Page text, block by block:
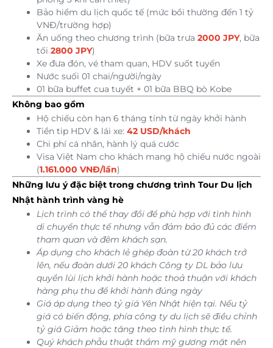
Bảo hiểm du lịch quốc tế (mức bồi thường đến 1 tỷ
VNĐ/trường hợp)
Ăn uống theo chương trình (bữa trưa 2000 JPY, bữa
tối 2800 JPY)
Xe đưa đón, vé tham quan, HDV suốt tuyến
Nước suối 01 chai/người/ngày
01 bữa buffet cua tuyết + 01 bữa BBQ bò Kobe
Không bao gồm
Hộ chiếu còn hạn 6 tháng tính từ ngày khởi hành
Tiền tip HDV & lái xe: 42 USD/khách
Chi phí cá nhân, hành lý quá cước
Visa Việt Nam cho khách mang hộ chiếu nước ngoài
(1.161.000 VNĐ/lần)
Những lưu ý đặc biệt trong chương trình Tour Du lịch
Nhật hành trình vàng hè
Lịch trình có thể thay đổi để phù hợp với tình hình
di chuyển thực tế nhưng vẫn đảm bảo đủ các điểm
tham quan và đêm khách sạn.
Áp dụng cho khách lẻ ghép đoàn từ 20 khách trở
lên, nếu đoàn dưới 20 khách Công ty DL bảo lưu
quyền lùi lịch khởi hành hoặc thoả thuận với khách
hàng phụ thu để khởi hành đúng ngày
Giá áp dụng theo tỷ giá Yên Nhật hiện tại. Nếu tỷ
giá có biến động, phía công ty du lịch sẽ điều chỉnh
tỷ giá Giảm hoặc tăng theo tình hình thực tế.
Quý khách phẫu thuật thẩm mỹ gương mặt nên